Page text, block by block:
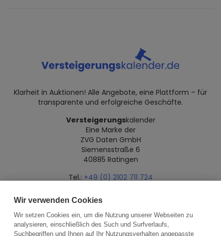
Klarheit in Auktionen! Alle Angebote, eine Plattform – für
transparente und erfolgreiche Geschäfte.
Versteigerungskalender
Eine Marke der
ZVG Daten GmbH
Siemensstraße 6
40885 Ratingen
Tel.: +49 (0) 2102 711 724
Datenschutz Impressum Über uns
Wir verwenden Cookies
Wir setzen Cookies ein, um die Nutzung unserer Webseiten zu
analysieren, einschließlich des Such und Surfverlaufs,
Suchbegriffen und Ihnen auf Ihr Nutzungsverhalten angepasste